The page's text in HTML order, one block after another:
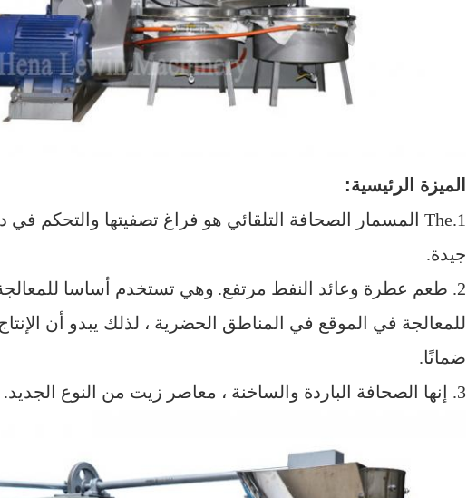
الميزة الرئيسية:
1.The المسمار الصحافة التلقائي هو فراغ تصفيتها والتحكم في درجة الحرارة التلقائي.
جيدة.
2. طعم عطرة وعائد النفط مرتفع.
وهي تستخدم أساسا
للمعالجة في الموقع في المناطق الحضرية ، لذلك يبدو أن
ضمانًا.
3. إنها الصحافة الباردة والساخنة ، معاصر زيت من النوع الجديد.